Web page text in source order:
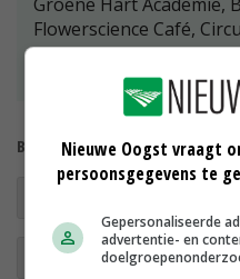
Flowerscience Café,
Haarlemmermeer en
Blooming Breeders.
Bekijk meer over:
Green Unplugged
Nieuwe Oogst vraagt
persoonsgegevens te
Gepersonaliseerde
advertentie- en